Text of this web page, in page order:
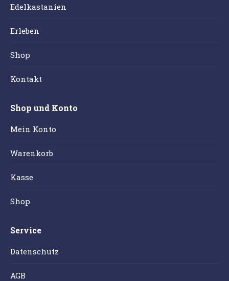
Edelkastanien
Erleben
Shop
Kontakt
Shop und Konto
Mein Konto
Warenkorb
Kasse
Shop
Service
Datenschutz
AGB